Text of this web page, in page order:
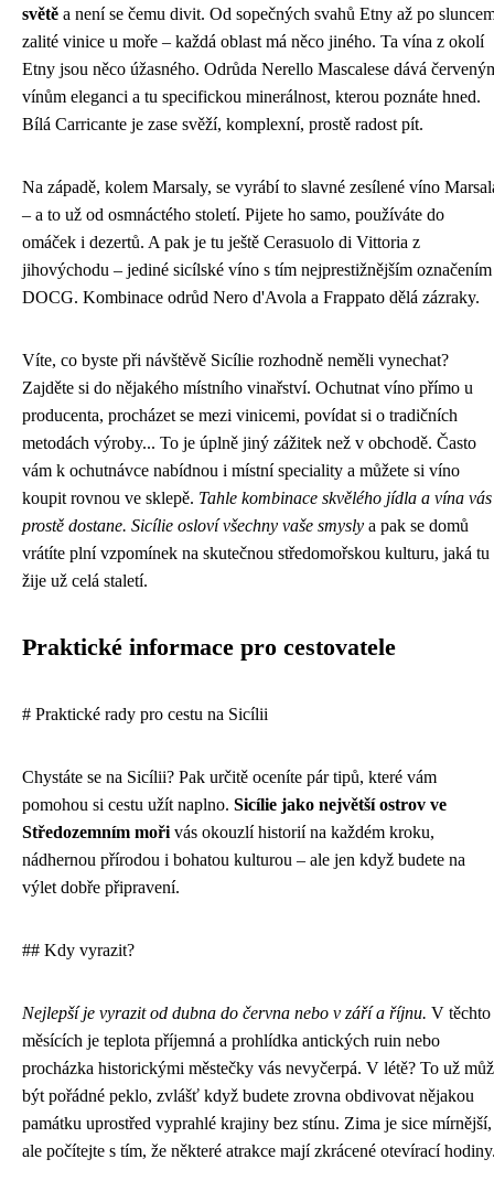
světě a není se čemu divit. Od sopečných svahů Etny až po
zalité vinice u moře – každá oblast má něco jiného. Ta vína z okolí
Etny jsou něco úžasného. Odrůda Nerello Mascalese dává
vínům eleganci a tu specifickou minerálnost, kterou poznáte hned.
Bílá Carricante je zase svěží, komplexní, prostě radost pít.
Na západě, kolem Marsaly, se vyrábí to slavné zesílené víno
– a to už od osmnáctého století. Pijete ho samo, používáte do
omáček i dezertů. A pak je tu ještě Cerasuolo di Vittoria z
jihovýchodu – jediné sicílské víno s tím nejprestižnějším označením
DOCG. Kombinace odrůd Nero d'Avola a Frappato dělá zázraky.
Víte, co byste při návštěvě Sicílie rozhodně neměli vynechat?
Zajděte si do nějakého místního vinařství. Ochutnat víno přímo u
producenta, procházet se mezi vinicemi, povídat si o tradičních
metodách výroby... To je úplně jiný zážitek než v obchodě. Často
vám k ochutnávce nabídnou i místní speciality a můžete si víno
koupit rovnou ve sklepě. Tahle kombinace skvělého jídla a vína vás
prostě dostane. Sicílie osloví všechny vaše smysly a pak se domů
vrátíte plní vzpomínek na skutečnou středomořskou kulturu, jaká tu
žije už celá staletí.
Praktické informace pro cestovatele
# Praktické rady pro cestu na Sicílii
Chystáte se na Sicílii? Pak určitě oceníte pár tipů, které vám
pomohou si cestu užít naplno. Sicílie jako největší ostrov ve
Středozemním moři vás okouzlí historií na každém kroku,
nádhernou přírodou i bohatou kulturou – ale jen když budete na
výlet dobře připravení.
## Kdy vyrazit?
Nejlepší je vyrazit od dubna do června nebo v září a říjnu. V těchto
měsících je teplota příjemná a prohlídka antických ruin nebo
procházka historickými městečky vás nevyčerpá. V létě? To už
být pořádné peklo, zvlášť když budete zrovna obdivovat nějakou
památku uprostřed vyprahlé krajiny bez stínu. Zima je sice mírnější,
ale počítejte s tím, že některé atrakce mají zkrácené otevírací